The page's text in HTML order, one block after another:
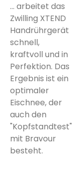
... arbeitet das
Zwilling XTEND
Handrührgerät
schnell,
kraftvoll und in
Perfektion. Das
Ergebnis ist ein
optimaler
Eischnee, der
auch den
"Kopfstandtest"
mit Bravour
besteht.